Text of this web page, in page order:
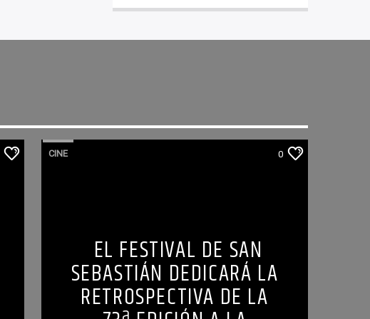
CINE 0
EL FESTIVAL DE SAN
SEBASTIÁN DEDICARÁ LA
RETROSPECTIVA DE LA